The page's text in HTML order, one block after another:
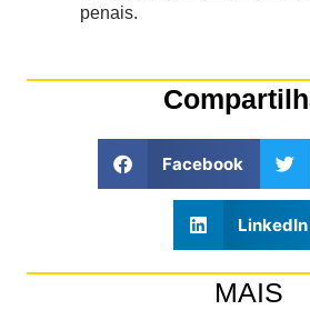
penais.
Facebook
LinkedIn
MAIS